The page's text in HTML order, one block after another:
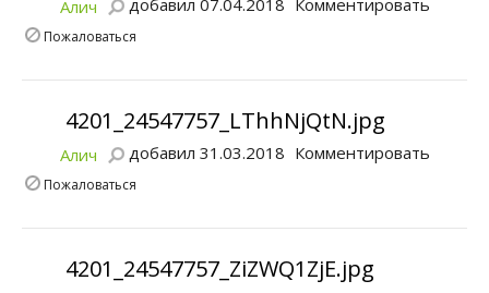
Алич добавил 07.04.2018 Комментировать
Пожаловаться
4201_24547757_LThhNjQtN.jpg
Алич добавил 31.03.2018 Комментировать
Пожаловаться
4201_24547757_ZiZWQ1ZjE.jpg